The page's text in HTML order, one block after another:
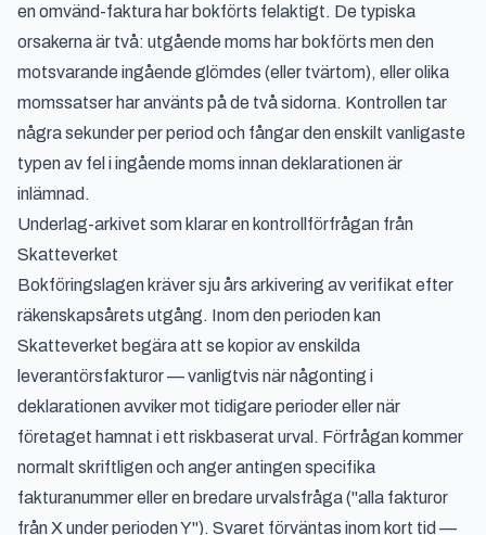
en omvänd-faktura har bokförts felaktigt. De typiska
orsakerna är två: utgående moms har bokförts men den
motsvarande ingående glömdes (eller tvärtom), eller olika
momssatser har använts på de två sidorna. Kontrollen tar
några sekunder per period och fångar den enskilt vanligaste
typen av fel i ingående moms innan deklarationen är
inlämnad.
Underlag-arkivet som klarar en kontrollförfrågan från
Skatteverket
Bokföringslagen kräver sju års arkivering av verifikat efter
räkenskapsårets utgång. Inom den perioden kan
Skatteverket begära att se kopior av enskilda
leverantörsfakturor — vanligtvis när någonting i
deklarationen avviker mot tidigare perioder eller när
företaget hamnat i ett riskbaserat urval. Förfrågan kommer
normalt skriftligen och anger antingen specifika
fakturanummer eller en bredare urvalsfråga ("alla fakturor
från X under perioden Y"). Svaret förväntas inom kort tid —